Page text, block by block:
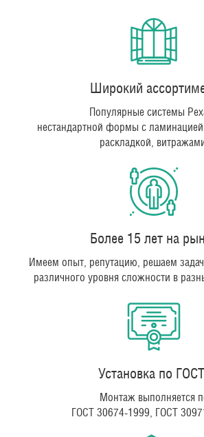
Широкий
Популярные системы
нестандартной формы с
раскладкой,
Более 15 лет на
Имеем опыт, репутацию, решаем
различного уровня сложности в
Установка по
Монтаж выполняется
ГОСТ 30674-1999, ГОСТ